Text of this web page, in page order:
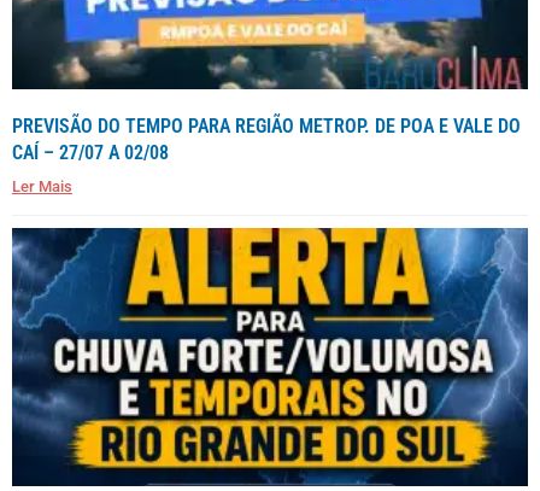
PREVISÃO DO TEMPO PARA REGIÃO METROP. DE POA E VALE DO
CAÍ – 27/07 A 02/08
Ler Mais